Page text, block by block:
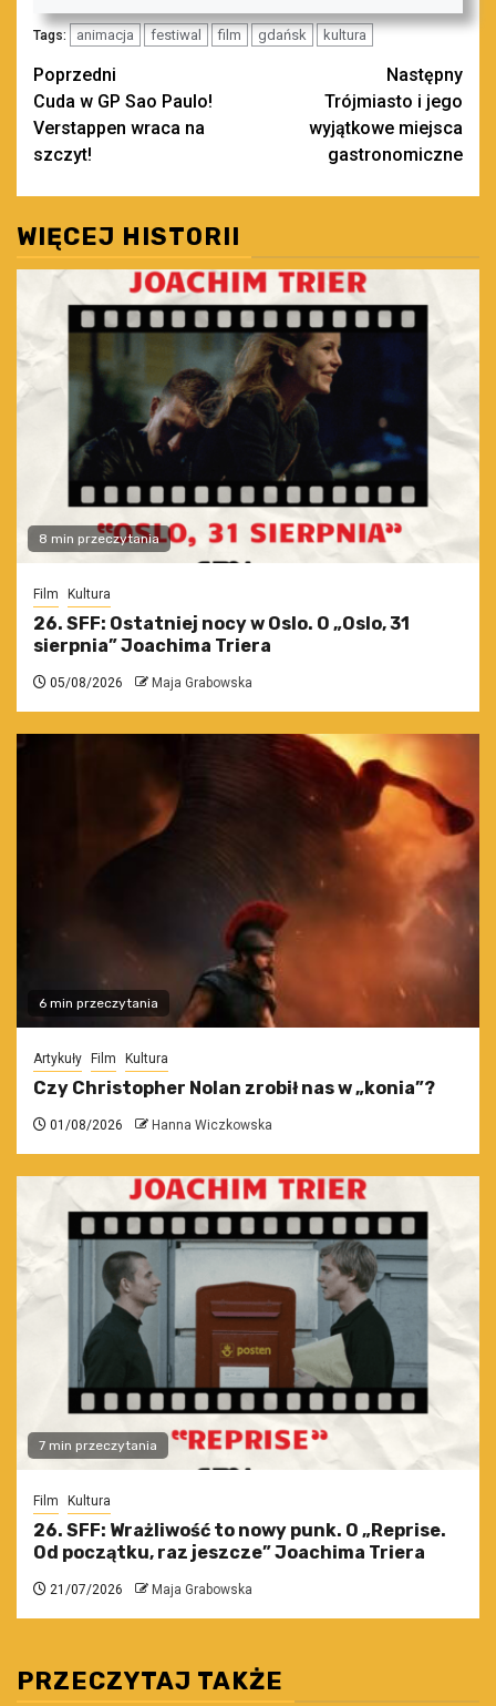
Tags: animacja festiwal film gdańsk kultura
Zobacz
wpisy
Poprzedni
Cuda w GP Sao Paulo!
Verstappen wraca na
szczyt!
Następny
Trójmiasto i jego
wyjątkowe miejsca
gastronomiczne
WIĘCEJ HISTORII
8 min przeczytania
Film Kultura
26. SFF: Ostatniej nocy w Oslo. O „Oslo, 31
sierpnia” Joachima Triera
05/08/2026 Maja Grabowska
6 min przeczytania
Artykuły Film Kultura
Czy Christopher Nolan zrobił nas w „konia”?
01/08/2026 Hanna Wiczkowska
7 min przeczytania
Film Kultura
26. SFF: Wrażliwość to nowy punk. O „Reprise.
Od początku, raz jeszcze” Joachima Triera
21/07/2026 Maja Grabowska
PRZECZYTAJ TAKŻE